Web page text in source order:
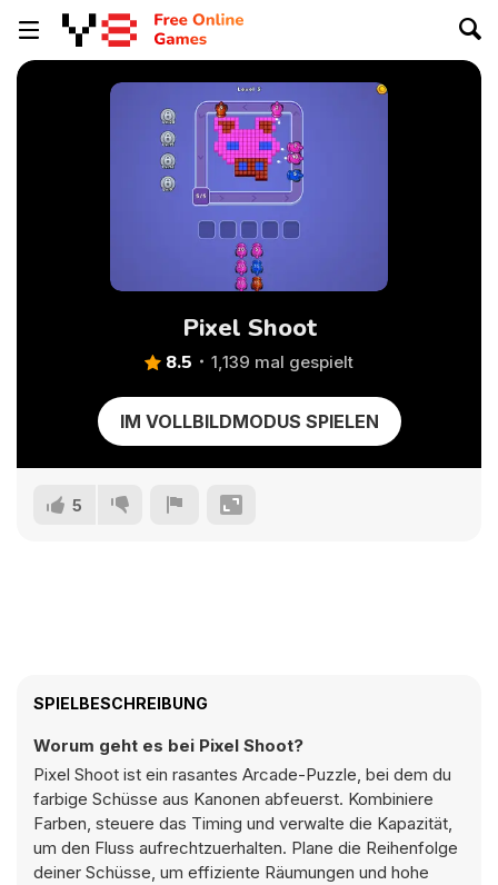
Pixel Shoot
8.5 1,139 mal gespielt
IM VOLLBILDMODUS SPIELEN
5
SPIELBESCHREIBUNG
Worum geht es bei Pixel Shoot?
Pixel Shoot ist ein rasantes Arcade-Puzzle, bei dem du
farbige Schüsse aus Kanonen abfeuerst. Kombiniere
Farben, steuere das Timing und verwalte die Kapazität,
um den Fluss aufrechtzuerhalten. Plane die Reihenfolge
deiner Schüsse, um effiziente Räumungen und hohe